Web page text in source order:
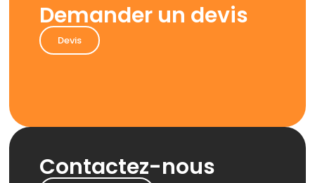
Demander un devis
Devis
Contactez-nous